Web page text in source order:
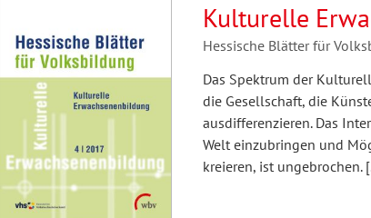
Kulturelle
Hessische Blätter für
Das Spektrum der
die Gesellschaft, die
ausdifferenzieren. Das
Welt einzubringen und
kreieren, ist ungebrochen.